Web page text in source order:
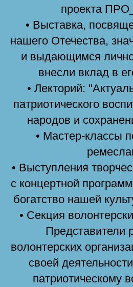
проекта
• Выставка,
нашего Отечества,
и выдающимся
внесли вклад в
• Лекторий:
патриотического
народов и
• Мастер-классы
• Выступления
с концертной
богатство нашей
• Секция
Представители
волонтерских
своей
патриотическому